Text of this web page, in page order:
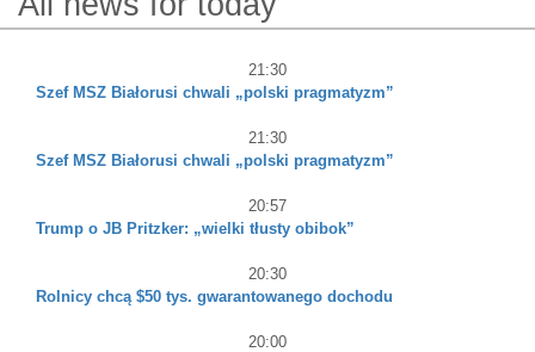
21:30
Szef MSZ Białorusi chwali „polski pragmatyzm”
21:30
Szef MSZ Białorusi chwali „polski pragmatyzm”
20:57
Trump o JB Pritzker: „wielki tłusty obibok”
20:30
Rolnicy chcą $50 tys. gwarantowanego dochodu
20:00